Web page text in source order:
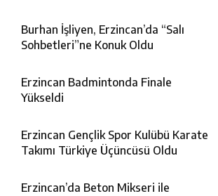
Burhan İşliyen, Erzincan’da “Salı
Sohbetleri”ne Konuk Oldu
Erzincan Badmintonda Finale
Yükseldi
Erzincan Gençlik Spor Kulübü Karate
Takımı Türkiye Üçüncüsü Oldu
Erzincan’da Beton Mikseri ile